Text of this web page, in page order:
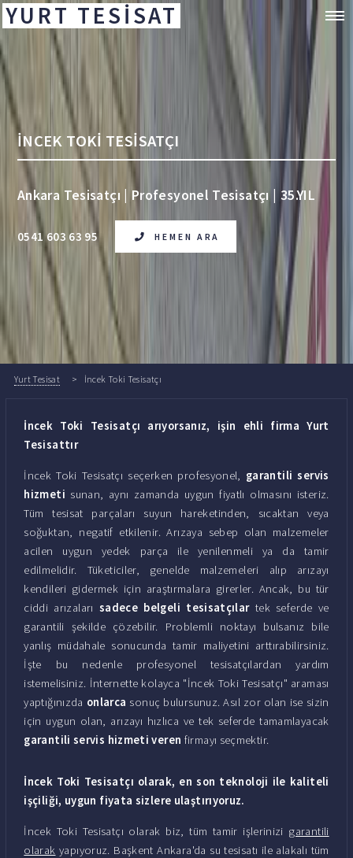
YURT TESİSAT
İNCEK TOKİ TESİSATÇI
Ankara Tesisatçı | Profesyonel Tesisatçı | 35.YIL
0541 603 63 95 HEMEN ARA
Yurt Tesisat İncek Toki Tesisatçı
İncek Toki Tesisatçı arıyorsanız, işin ehli firma Yurt
Tesisattır
İncek Toki Tesisatçı seçerken profesyonel, garantili servis
hizmeti sunan, aynı zamanda uygun fiyatlı olmasını isteriz.
Tüm tesisat parçaları suyun hareketinden, sıcaktan veya
soğuktan, negatif etkilenir. Arızaya sebep olan malzemeler
acilen uygun yedek parça ile yenilenmeli ya da tamir
edilmelidir. Tüketiciler, genelde malzemeleri alıp arızayı
kendileri gidermek için araştırmalara girerler. Ancak, bu tür
ciddi arızaları sadece belgeli tesisatçılartek seferde ve
garantili şekilde çözebilir. Problemli noktayı bulsanız bile
yanlış müdahale sonucunda tamir maliyetini arttırabilirsiniz.
İşte bu nedenle profesyonel tesisatçılardan yardım
istemelisiniz. İnternette kolayca "İncek Toki Tesisatçı" araması
yaptığınızda onlarca sonuç bulursunuz. Asıl zor olan ise sizin
için uygun olan, arızayı hızlıca ve tek seferde tamamlayacak
garantili servis hizmeti veren firmayı seçmektir.
İncek Toki Tesisatçı olarak, en son teknoloji ile kaliteli
işçiliği, uygun fiyata sizlere ulaştırıyoruz.
İncek Toki Tesisatçı olarak biz, tüm tamir işlerinizi garantili
olarak yapıyoruz. Başkent Ankara'da su tesisatı ile alakalı tüm